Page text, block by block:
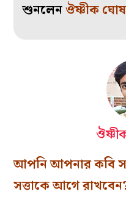
শুনলেনঔষ্ণীক
আপনিআপনারকবি
সত্তাকেআগেরাখবেন